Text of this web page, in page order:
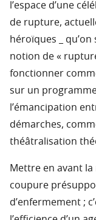
l’espace d’une
de rupture,
héroïques _
notion de «
fonctionner
sur un
l’émancipation
démarches,
théâtralisation
Mettre en avant la
coupure
d’enfermement ;